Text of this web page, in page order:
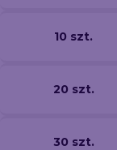
10 szt.
20 szt.
30 szt.